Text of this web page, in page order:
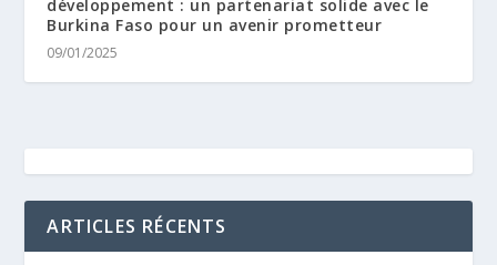
développement : un partenariat solide avec le
Burkina Faso pour un avenir prometteur
09/01/2025
ARTICLES RÉCENTS